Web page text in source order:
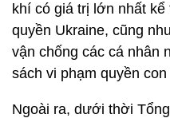
khí có giá trị lớn nhất
quyền Ukraine, cũng
vận chống các cá nhân
sách vi phạm quyền
Ngoài ra, dưới thời